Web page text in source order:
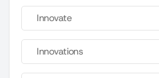
Innovate
Innovations